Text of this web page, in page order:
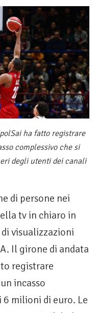
ha fatto registrare
complessivo che si
degli utenti dei canali
di persone nei
tv in chiaro in
visualizzazioni
Il girone di andata
registrare
incasso
6 milioni di euro. Le